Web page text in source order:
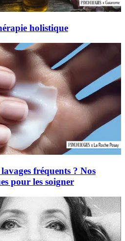
holistique
fréquents ? Nos
pour les soigner